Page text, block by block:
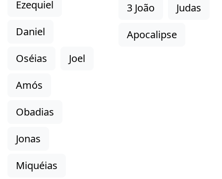
Ezequiel
Daniel
Oséias
Joel
Amós
Obadias
Jonas
Miquéias
3 João
Judas
Apocalipse